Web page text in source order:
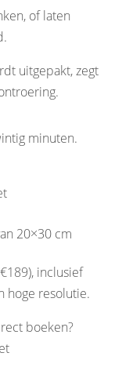
of laten
uitgepakt, zegt
minuten.
20×30 cm
inclusief
hoge resolutie.
boeken?